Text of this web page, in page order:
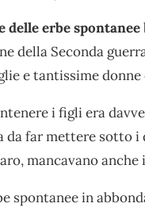
delle erbe spontanee
della Seconda
e tantissime
i figli era
far mettere sotto i
mancavano
spontanee in